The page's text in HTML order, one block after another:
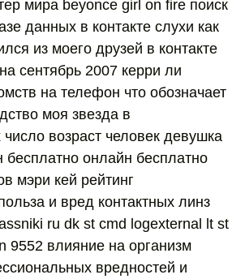
мира beyonce girl on fire поиск
данных в контакте слухи как
из моего друзей в контакте
сентябрь 2007 керри ли
на телефон что обозначает
моя звезда в
число возраст человек девушка
онлайн бесплатно
мэри кей рейтинг
и вред контактных линз
ru dk st cmd logexternal lt st
9552 влияние на организм
вредностей и